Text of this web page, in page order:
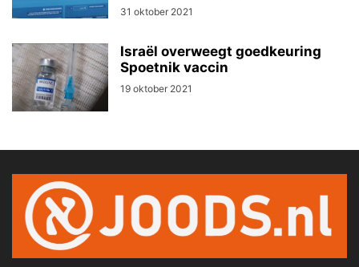
31 oktober 2021
Israël overweegt goedkeuring
Spoetnik vaccin
19 oktober 2021